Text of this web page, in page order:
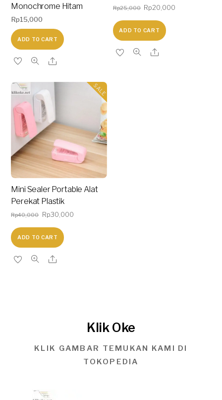
Monochrome Hitam
Rp15,000
ADD TO CART
Rp25,000 Original
price
was:
Rp25,000.
Rp20,000
ADD TO CART
SALE
Mini Sealer Portable Alat
Perekat Plastik
Rp40,000 Original
price
was:
Rp40,000.
Rp30,000Current
ADD TO CART
Klik Oke
KLIK GAMBAR TEMUKAN KAMI DI
TOKOPEDIA